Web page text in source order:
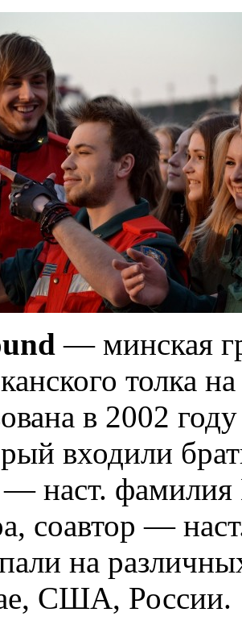
— минская
толка
в 2002
входили
— наст.
соавтор —
на
США, России.